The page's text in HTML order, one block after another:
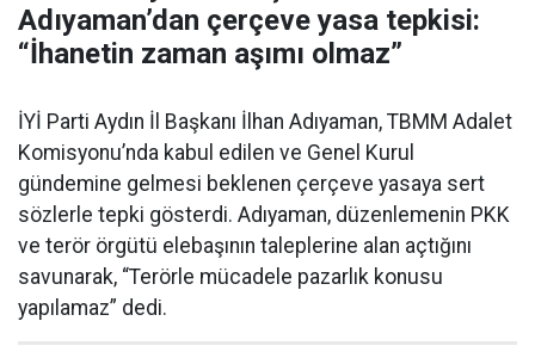
Adıyaman’dan çerçeve yasa tepkisi:
“İhanetin zaman aşımı olmaz”
İYİ Parti Aydın İl Başkanı İlhan Adıyaman, TBMM Adalet
Komisyonu’nda kabul edilen ve Genel Kurul
gündemine gelmesi beklenen çerçeve yasaya sert
sözlerle tepki gösterdi. Adıyaman, düzenlemenin PKK
ve terör örgütü elebaşının taleplerine alan açtığını
savunarak, “Terörle mücadele pazarlık konusu
yapılamaz” dedi.